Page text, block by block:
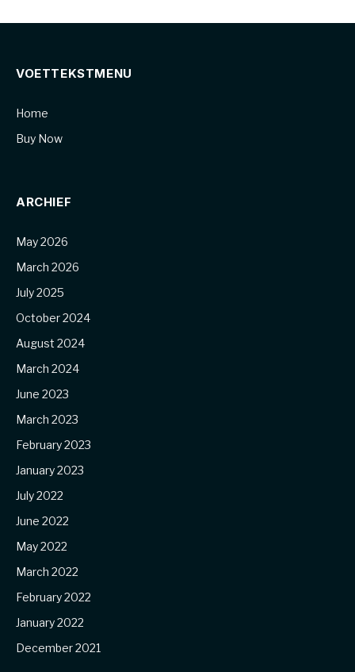
VOETTEKSTMENU
Home
Buy Now
ARCHIEF
May 2026
March 2026
July 2025
October 2024
August 2024
March 2024
June 2023
March 2023
February 2023
January 2023
July 2022
June 2022
May 2022
March 2022
February 2022
January 2022
December 2021